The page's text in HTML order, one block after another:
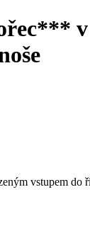
v
vstupem do